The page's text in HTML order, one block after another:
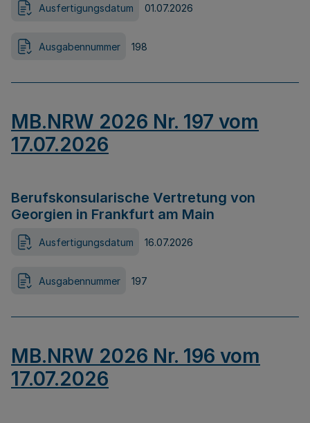
Ausfertigungsdatum 01.07.2026
Ausgabennummer 198
MB.NRW 2026 Nr. 197 vom
17.07.2026
Berufskonsularische Vertretung von
Georgien in Frankfurt am Main
Ausfertigungsdatum 16.07.2026
Ausgabennummer 197
MB.NRW 2026 Nr. 196 vom
17.07.2026